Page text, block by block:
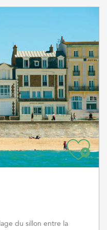
du sillon entre la